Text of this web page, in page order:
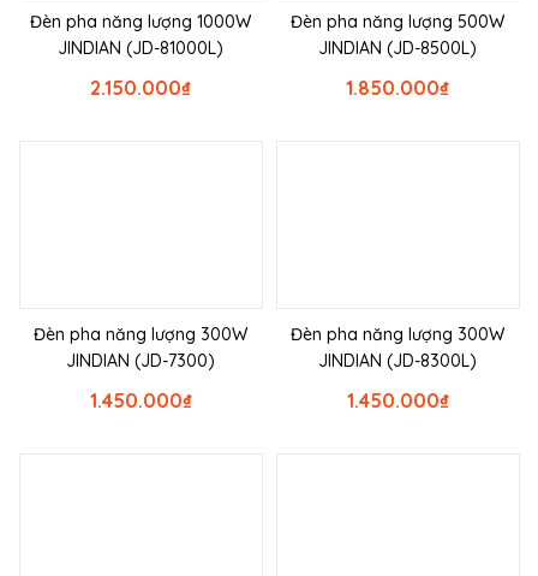
Đèn pha năng lượng 1000W
JINDIAN (JD-81000L)
₫
2.150.000
Đèn pha năng lượng 500W
JINDIAN (JD-8500L)
₫
1.850.000
Đèn pha năng lượng 300W
JINDIAN (JD-7300)
₫
1.450.000
Đèn pha năng lượng 300W
JINDIAN (JD-8300L)
₫
1.450.000